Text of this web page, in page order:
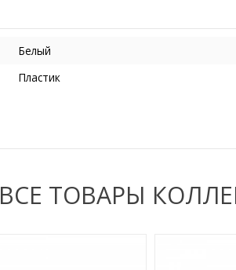
Белый
Пластик
ВСЕ ТОВАРЫ